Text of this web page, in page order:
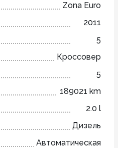
Zona Euro
2011
5
Кроссовер
5
189021 km
2.0 l
Дизель
Автоматическая